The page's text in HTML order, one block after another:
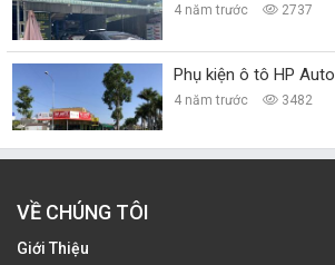
4 năm trước 2737
Phụ kiện ô tô HP Auto
4 năm trước 3482
VỀ CHÚNG TÔI
Giới Thiệu